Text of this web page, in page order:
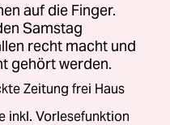
auf die Finger.
Samstag
recht macht und
gehört werden.
Zeitung frei Haus
inkl. Vorlesefunktion